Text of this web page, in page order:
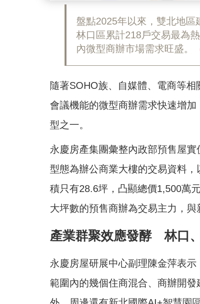
盤點2025年以來，雙北地
林口區累計218戶交易最為
內微型商辦市場需求旺盛。
隨著SOHO族、自媒體、電商等
會議機能的微型商辦需求快速增
型之一。
永慶房產集團彙整內政部預售屋
型態為辦公商業大樓的交易資料
積只有28.6坪，凸顯總價1,500萬
大坪數的預售商辦為交易主力，與
產業群聚效應發酵 林口
永慶房屋研展中心副理陳金萍表
範圍內的幾個住商混合、商辦開